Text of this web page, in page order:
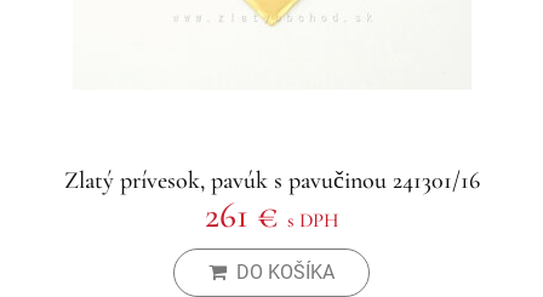
Zlatý prívesok, pavúk s pavučinou 241301/16
261 € s DPH
DO KOŠÍKA